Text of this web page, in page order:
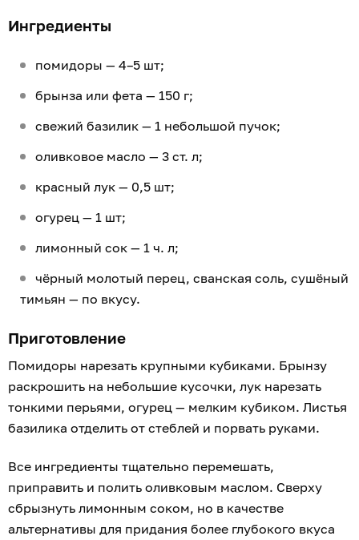
Ингредиенты
помидоры — 4–5 шт;
брынза или фета — 150 г;
свежий базилик — 1 небольшой пучок;
оливковое масло — 3 ст. л;
красный лук — 0,5 шт;
огурец — 1 шт;
лимонный сок — 1 ч. л;
чёрный молотый перец, сванская соль, сушёный
тимьян — по вкусу.
Приготовление
Помидоры нарезать крупными кубиками. Брынзу
раскрошить на небольшие кусочки, лук нарезать
тонкими перьями, огурец — мелким кубиком. Листья
базилика отделить от стеблей и порвать руками.
Все ингредиенты тщательно перемешать,
приправить и полить оливковым маслом. Сверху
сбрызнуть лимонным соком, но в качестве
альтернативы для придания более глубокого вкуса